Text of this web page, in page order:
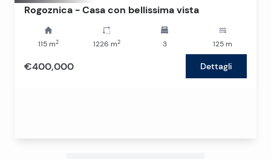
Rogoznica - Casa con bellissima vista
115 m2 1226 m2 3 125 m
€400,000 Dettagli